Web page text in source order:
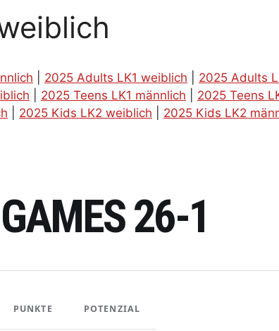
2025 Adults LK1 weiblich 2025 Adults
2025 Teens LK1 männlich 2025 Teens
2025 Kids LK2 weiblich 2025 Kids LK2
26-1
PUNKTE POTENZIAL